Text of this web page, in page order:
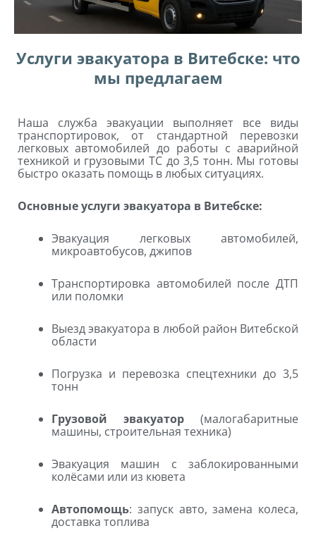
Услуги эвакуатора в Витебске: что
мы предлагаем
Наша служба эвакуации выполняет все виды
транспортировок, от стандартной перевозки
легковых автомобилей до работы с аварийной
техникой и грузовыми ТС до 3,5 тонн. Мы готовы
быстро оказать помощь в любых ситуациях.
Основные услуги эвакуатора в Витебске:
Эвакуация легковых автомобилей,
микроавтобусов, джипов
Транспортировка автомобилей после ДТП
или поломки
Выезд эвакуатора в любой район Витебской
области
Погрузка и перевозка спецтехники до 3,5
тонн
Грузовой эвакуатор (малогабаритные
машины, строительная техника)
Эвакуация машин с заблокированными
колёсами или из кювета
Автопомощь: запуск авто, замена колеса,
доставка топлива